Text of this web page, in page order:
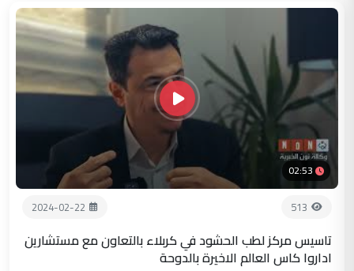
02:53
513
2024-02-22
تاسيس مركز لطب الحشود في كربلاء بالتعاون مع مستشارين
اداروا كاس العالم الاخيرة بالدوحة